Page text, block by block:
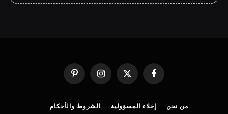
فيسبوك
X
(Twitter)
الانستغرامبينتيريست
من نحن إخلاء المسؤولية الشروط والأحكام